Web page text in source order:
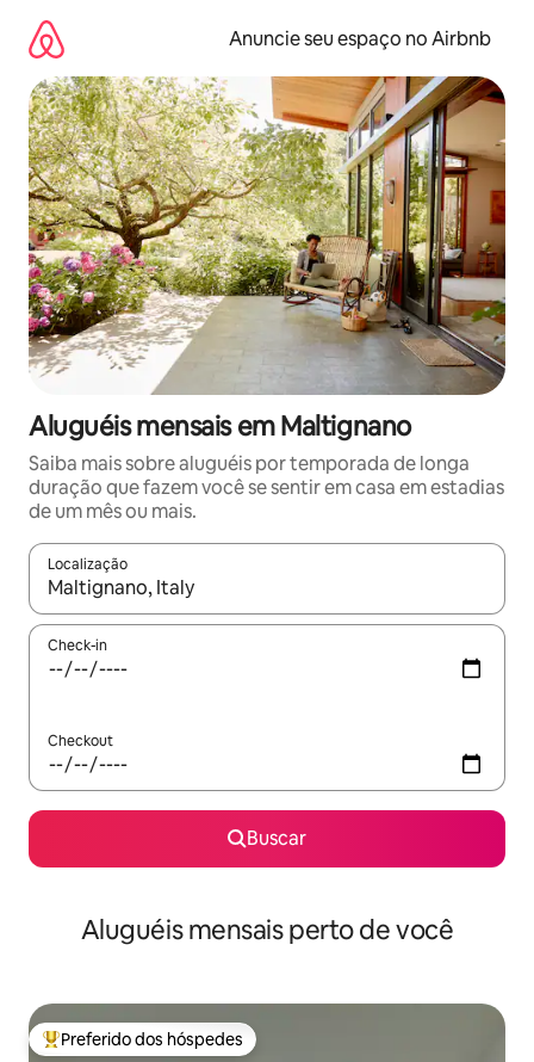
para
conteúdo
Anuncie seu espaço no Airbnb
Aluguéis mensais em Maltignano
Saiba mais sobre aluguéis por temporada de longa
duração que fazem você se sentir em casa em estadias
de um mês ou mais.
Localização
Quando os resultados estiverem disponíveis, explore-os
Check-in
Checkout
Buscar
Aluguéis mensais perto de você
Entre os melhores preferidos dos hóspedes
Preferido dos hóspedes